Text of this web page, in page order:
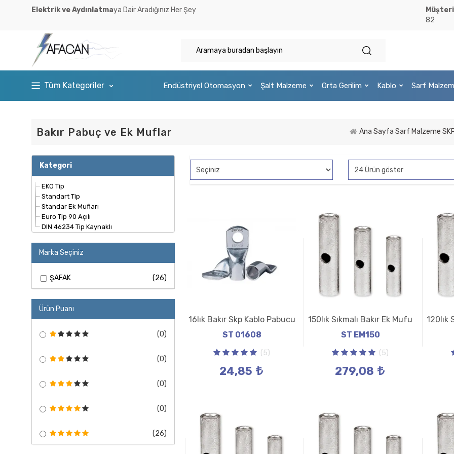
Elektrik ve Aydınlatmaya Dair Aradığınız Her Şey
82
Tüm Kategoriler Endüstriyel Otomasyon Şalt Malzeme Orta Gerilim Kablo Sarf
Bakır Pabuç ve Ek Muflar Ana Sayfa Sarf Malzeme
Kategori
EKO Tip
Standart Tip
Standar Ek Mufları
Euro Tip 90 Açılı
DIN 46234 Tip Kaynaklı
Marka Seçiniz
ŞAFAK (26)
Ürün Puanı
(0)
(0)
(0)
(0)
(26)
16lık Bakır Skp Kablo Pabucu
ST 01608
(5)
24,85
150lık Sıkmalı Bakır Ek Mufu
ST EM150
(5)
279,08
120lık